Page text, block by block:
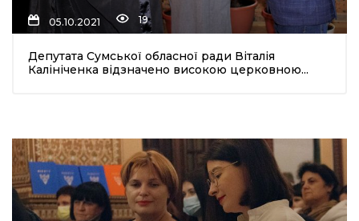
05.10.2021 19
Депутата Сумської обласної ради Віталія
Калініченка відзначено високою церковною...